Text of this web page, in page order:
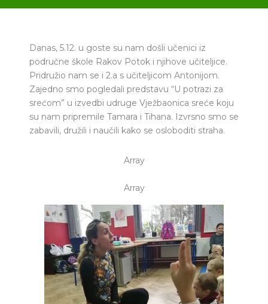
Danas, 5.12. u goste su nam došli učenici iz
područne škole Rakov Potok i njihove učiteljice.
Pridružio nam se i 2.a s učiteljicom Antonijom.
Zajedno smo pogledali predstavu “U potrazi za
srećom” u izvedbi udruge Vježbaonica sreće koju
su nam pripremile Tamara i Tihana. Izvrsno smo se
zabavili, družili i naučili kako se osloboditi straha.
Array
Array